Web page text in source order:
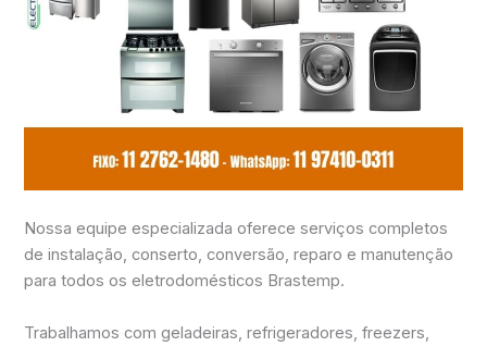
Nossa equipe especializada oferece serviços completos
de instalação, conserto, conversão, reparo e manutenção
para todos os eletrodomésticos Brastemp.
Trabalhamos com geladeiras, refrigeradores, freezers,